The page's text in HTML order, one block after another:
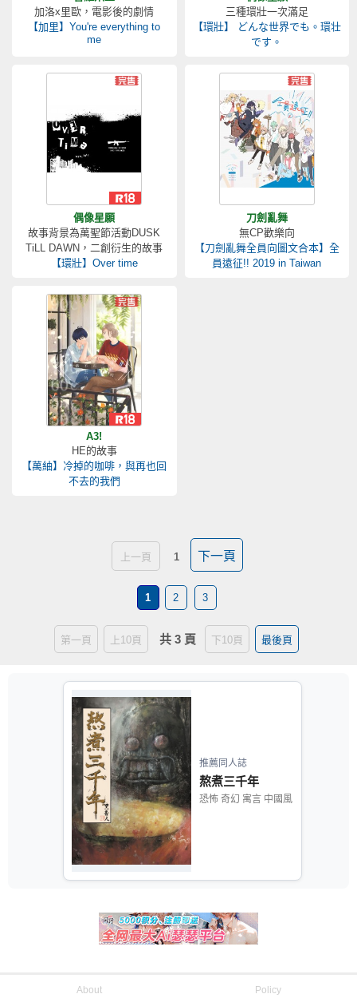
加洛x里歐，電影後的劇情
【加里】You're everything to
me
三種環壯一次滿足
【環壯】 どんな世界でも。環壮
です。
偶像星願
故事背景為萬聖節活動DUSK
TiLL DAWN，二創衍生的故事
【環壯】Over time
刀劍亂舞
無CP歡樂向
【刀劍亂舞全員向圖文合本】全
員遠征!! 2019 in Taiwan
A3!
HE的故事
【萬紬】冷掉的咖啡，與再也回
不去的我們
上一頁 1 下一頁
1 2 3
第一頁 上10頁 共 3 頁 下10頁 最後頁
推薦同人誌
熬煮三千年
恐怖 奇幻 寓言 中國風
About Policy